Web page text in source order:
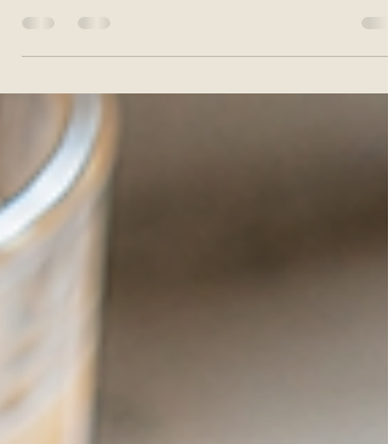
Voor veel mensen zijn eieren bij het ontbijt
onmisbaar. Thuis kan dat een snel gekookt
ontbijtbuffet. Tijdens een uitgebreide
mag er al eens een Eggs Benedict op tafel
verschijnen. Maar welke eibereiding kies je
wanneer je ontbijt organiseert voor een
groep? Net zoals bij koffie zijn er ontzettend